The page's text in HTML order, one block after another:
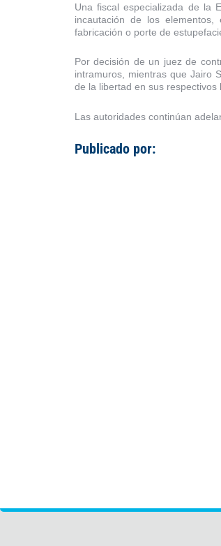
Una fiscal especializada de la
incautación de los
fabricación o porte de
Por decisión de un juez de
intramuros, mientras que Jairo
de la libertad en sus respectivos
Las autoridades continúan
Publicado por: